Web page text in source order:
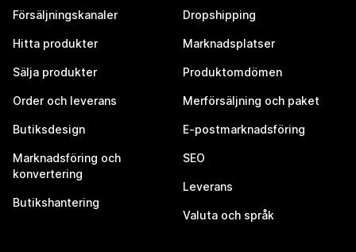
Försäljningskanaler
Hitta produkter
Sälja produkter
Order och leverans
Butiksdesign
Marknadsföring och
konvertering
Butikshantering
Dropshipping
Marknadsplatser
Produktomdömen
Merförsäljning och paket
E-postmarknadsföring
SEO
Leverans
Valuta och språk